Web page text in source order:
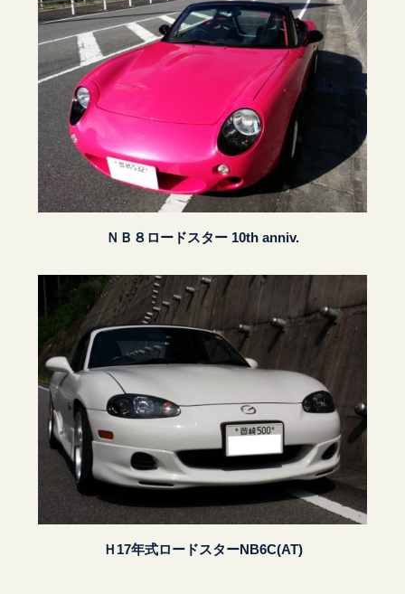
ＮＢ８ロードスター 10th anniv.
Ｈ17年式ロードスターNB6C(AT)